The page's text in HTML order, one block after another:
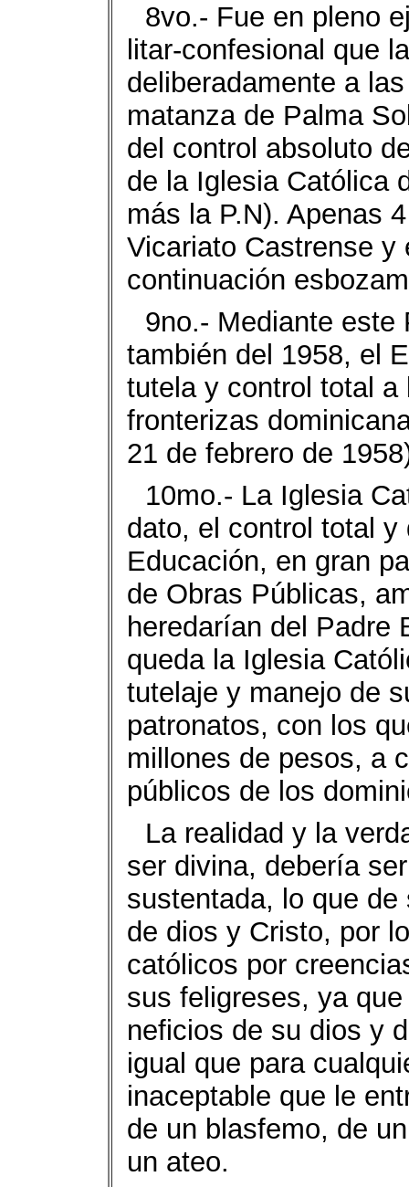
8vo.- Fue en pleno
litar-confesional que
delibe­radamente a
matanza de Pal­ma
del control abso­luto
de la Iglesia Cató­lica
más la P.N). Apenas
Vicariato Castrense y
conti­nuación
9no.- Mediante este
también del 1958, el
tute­la y control total
fronteri­zas
21 de fe­brero de
10mo.- La Iglesia
dato, el control total
Educación, en gran
de Obras Públicas,
hereda­rían del Padre
queda la Iglesia
tutelaje y ma­nejo de
patronatos, con los
millones de pesos, a
públi­cos de los
La realidad y la
ser divina, debería
sustentada, lo que
de dios y Cristo, por
católicos por
sus feligreses, ya
neficios de su dios y
igual que para
inacepta­ble que le
de un blas­femo, de
un ateo.